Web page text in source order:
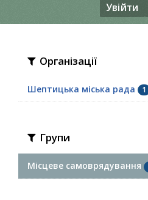
Увійти
Організації
Шептицька міська рада 1
Групи
Місцеве самоврядування